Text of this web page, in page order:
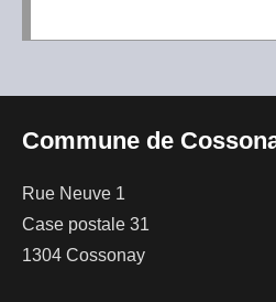
Commune de
Rue Neuve 1
Case postale 31
1304 Cossonay